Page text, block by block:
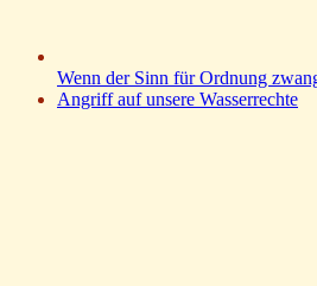
Wenn der Sinn für Ordnung
Angriff auf unsere Wasserrechte